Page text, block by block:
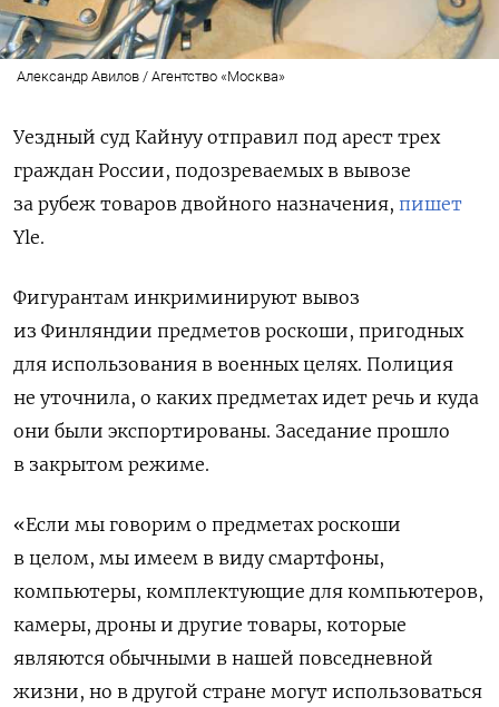
Александр Авилов / Агентство «Москва»
Уездный суд Кайнуу отправил под арест трех
граждан России, подозреваемых в вывозе
за рубеж товаров двойного назначения, пишет
Yle.
Фигурантам инкриминируют вывоз
из Финляндии предметов роскоши, пригодных
для использования в военных целях. Полиция
не уточнила, о каких предметах идет речь и куда
они были экспортированы. Заседание прошло
в закрытом режиме.
«Если мы говорим о предметах роскоши
в целом, мы имеем в виду смартфоны,
компьютеры, комплектующие для компьютеров,
камеры, дроны и другие товары, которые
являются обычными в нашей повседневной
жизни, но в другой стране могут использоваться